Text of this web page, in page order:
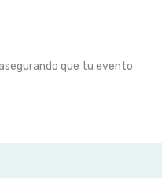
que tu evento